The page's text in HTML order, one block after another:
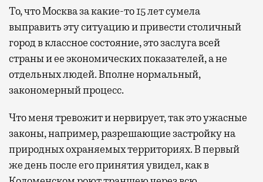
То, что Москва за какие-то 15 лет сумела
выправить эту ситуацию и привести столичный
город в классное состояние, это заслуга всей
страны и ее экономических показателей, а не
отдельных людей. Вполне нормальный,
закономерный процесс.
Что меня тревожит и нервирует, так это ужасные
законы, например, разрешающие застройку на
природных охраняемых территориях. В первый
же день после его принятия увидел, как в